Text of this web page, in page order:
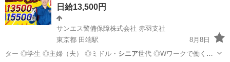
日給13,500円
サンエス警備保障株式会社 赤羽支社
東京都 田端駅
8月8日
ター ◎学生 ◎主婦（夫） ◎ミドル・ シニア世代 ◎Wワークで働く方